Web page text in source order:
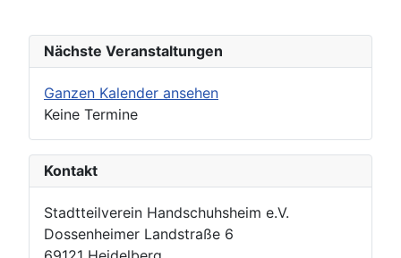
Nächste Veranstaltungen
Ganzen Kalender ansehen
Keine Termine
Kontakt
Stadtteilverein Handschuhsheim e.V.
Dossenheimer Landstraße 6